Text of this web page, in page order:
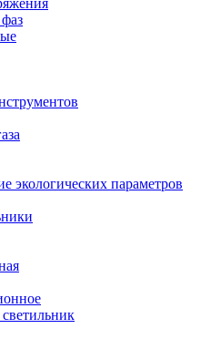
экологических параметров